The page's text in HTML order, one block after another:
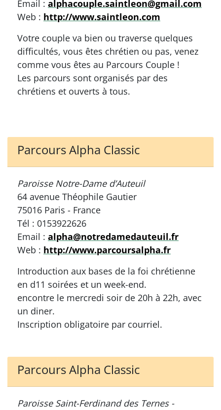
Email : alphacouple.saintleon@gmail.com
Web : http://www.saintleon.com
Votre couple va bien ou traverse quelques
difficultés, vous êtes chrétien ou pas, venez
comme vous êtes au Parcours Couple !
Les parcours sont organisés par des
chrétiens et ouverts à tous.
Parcours Alpha Classic
Paroisse Notre-Dame d’Auteuil
64 avenue Théophile Gautier
75016 Paris - France
Tél : 0153922626
Email : alpha@notredamedauteuil.fr
Web : http://www.parcoursalpha.fr
Introduction aux bases de la foi chrétienne
en d11 soirées et un week-end.
encontre le mercredi soir de 20h à 22h, avec
un diner.
Inscription obligatoire par courriel.
Parcours Alpha Classic
Paroisse Saint-Ferdinand des Ternes -